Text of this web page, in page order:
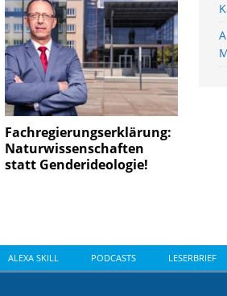
Fachregierungserklärung:
Naturwissenschaften
statt Genderideologie!
ALEXA SKILL PODCASTS LESERBRIEF